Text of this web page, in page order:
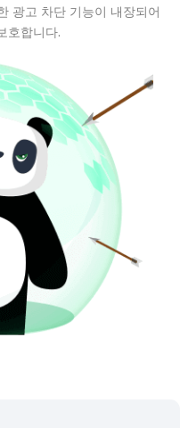
광고 차단 기능이 내장되어
호합니다.